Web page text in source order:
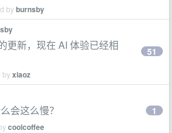
byburnsby
更新，现在 AI 体验已经相
byxiaoz
51
会这么慢？
coolcoffee
1